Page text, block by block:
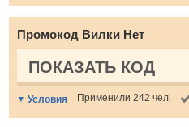
Промокод Вилки Нет
ПОКАЗАТЬ КОД
Условия Применили 242 чел.